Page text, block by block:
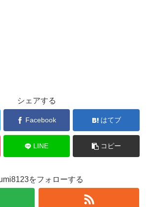
シェアする
Facebook はてブ
LINE コピー
をフォローする